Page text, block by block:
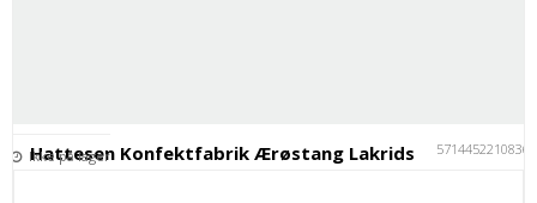
Hattesen Konfektfabrik Ærøstang Lakrids 5714452210836
Ikke på lager